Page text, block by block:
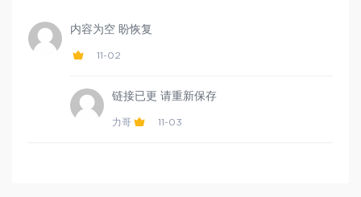
内容为空 盼恢复
11-02
链接已更 请重新保存
力哥 11-03